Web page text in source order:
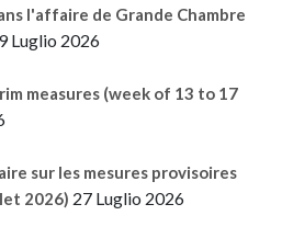
l'affaire de Grande Chambre
Luglio 2026
measures (week of 13 to 17
sur les mesures provisoires
2026) 27 Luglio 2026